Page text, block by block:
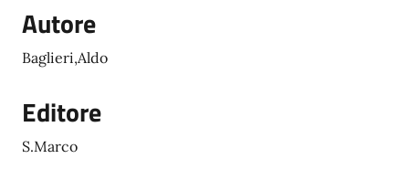
Autore
Baglieri,Aldo
Editore
S.Marco